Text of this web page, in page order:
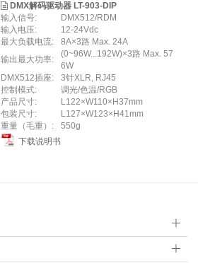
DMX解码驱动器 LT-903-DIP
输入信号:
DMX512/RDM
输入电压:
12-24Vdc
最大负载电流:
8A×3路 Max. 24A
输出最大功率:
(0~96W...192W)×3路 Max. 57
6W
DMX512插座:
3针XLR, RJ45
控制模式:
调光/色温/RGB
产品尺寸:
L122×W110×H37mm
包装尺寸:
L127×W123×H41mm
重量（毛重）:
550g
下载说明书